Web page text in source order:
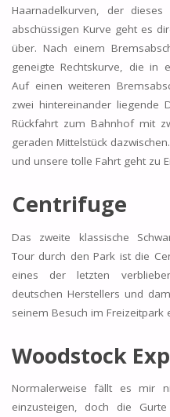
Haarnadelkurven, der
abschüssigen Kurve geht es
über. Nach einem
geneigte Rechtskurve, die in
Auf einen weiteren
zwei hintereinander liegende
Rückfahrt zum Bahnhof mit
geraden Mittelstück
und unsere tolle Fahrt geht zu
Centrifuge
Das zweite klassische
Tour durch den Park ist die
eines der letzten
deutschen Herstellers und
seinem Besuch im
Woodstock
Normalerweise fällt es mir
einzusteigen, doch die